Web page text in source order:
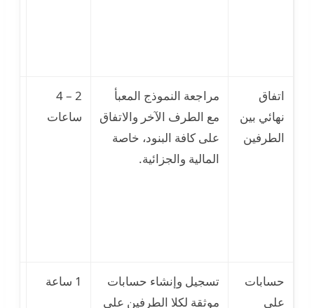
اتفاق
نهائي بين
الطرفين
مراجعة النموذج المعبأ
مع الطرف الآخر والاتفاق
على كافة البنود، خاصة
المالية والجزائية.
2 – 4
ساعات
حسابات
على
تسجيل وإنشاء حسابات
موثقة لكلا الطرفين على
1 ساعة